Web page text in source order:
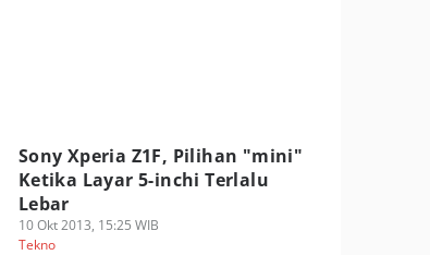
Sony Xperia Z1F, Pilihan "mini"
Ketika Layar 5-inchi Terlalu
Lebar
10 Okt 2013, 15:25 WIB
Tekno